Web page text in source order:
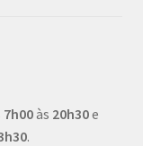
7h00às 20h30e
.